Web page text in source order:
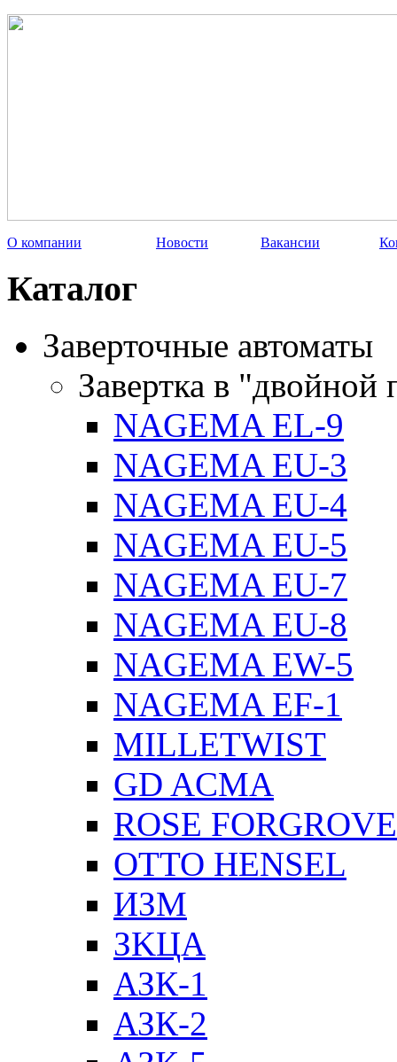
О компании Новости Вакансии
Каталог
Заверточные автоматы
Завертка в "двойной
NAGEMA EL-9
NAGEMA EU-3
NAGEMA EU-4
NAGEMA EU-5
NAGEMA EU-7
NAGEMA EU-8
NAGEMA EW-5
NAGEMA EF-1
MILLETWIST
GD ACMA
ROSE FORGROVE
OTTO HENSEL
ИЗМ
ЗKЦA
АЗК-1
АЗК-2